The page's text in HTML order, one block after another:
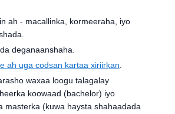
ah - macallinka, kormeeraha, iyo
deganaanshaha.
ah uga codsan kartaa xiriirkan.
waxaa loogu talagalay
koowaad (bachelor) iyo
masterka (kuwa haysta shahaadada